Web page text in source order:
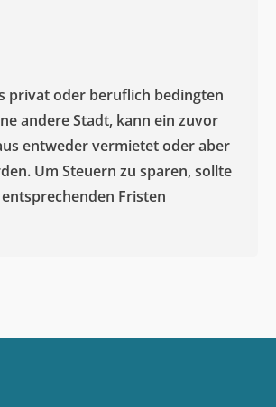
privat oder beruflich bedingten
andere Stadt, kann ein zuvor
entweder vermietet oder aber
Um Steuern zu sparen, sollte
Fristen